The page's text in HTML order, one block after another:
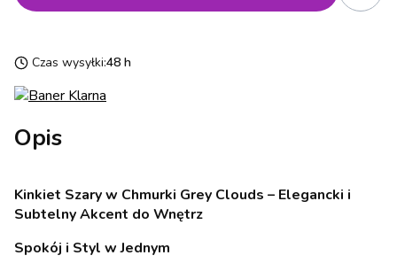
Czas wysyłki:48 h
Opis
Kinkiet Szary w Chmurki Grey Clouds – Elegancki i
Subtelny Akcent do Wnętrz
Spokój i Styl w Jednym